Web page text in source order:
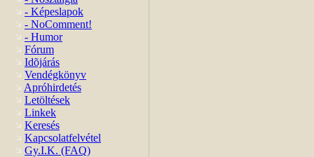
- Képeslapok
- NoComment!
- Humor
Fórum
Idõjárás
Vendégkönyv
Apróhirdetés
Letöltések
Linkek
Keresés
Kapcsolatfelvétel
Gy.I.K. (FAQ)